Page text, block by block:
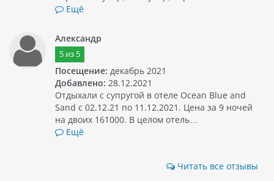
Ещё
Александр
5из 5
Посещение: декабрь 2021
Добавлено: 28.12.2021
Отдыхали с супругой в отеле Ocean Blue and
Sand с 02.12.21 по 11.12.2021. Цена за 9 ночей
на двоих 161000. В целом отель…
Ещё
Читать все отзывы